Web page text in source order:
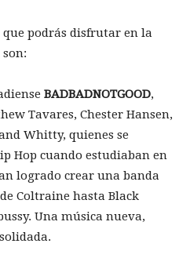
podrás disfrutar en la
son:
BADBADNOTGOOD,
Tavares, Chester Hansen,
Whitty, quienes se
Hop cuando estudiaban en
logrado crear una banda
Coltraine hasta Black
Una música nueva,